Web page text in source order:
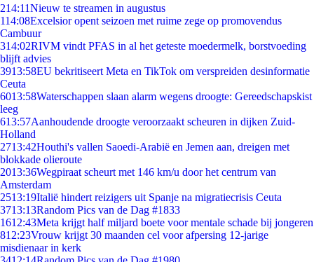
214:11Nieuw te streamen in augustus
114:08Excelsior opent seizoen met ruime zege op promovendus
Cambuur
314:02RIVM vindt PFAS in al het geteste moedermelk, borstvoeding
blijft advies
3913:58EU bekritiseert Meta en TikTok om verspreiden desinformatie
Ceuta
6013:58Waterschappen slaan alarm wegens droogte: Gereedschapskist
leeg
613:57Aanhoudende droogte veroorzaakt scheuren in dijken Zuid-
Holland
2713:42Houthi's vallen Saoedi-Arabië en Jemen aan, dreigen met
blokkade olieroute
2013:36Wegpiraat scheurt met 146 km/u door het centrum van
Amsterdam
2513:19Italië hindert reizigers uit Spanje na migratiecrisis Ceuta
3713:13Random Pics van de Dag #1833
1612:43Meta krijgt half miljard boete voor mentale schade bij jongeren
812:23Vrouw krijgt 30 maanden cel voor afpersing 12-jarige
misdienaar in kerk